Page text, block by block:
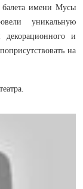
балета имени Мусы
уникальную
декорационного и
на